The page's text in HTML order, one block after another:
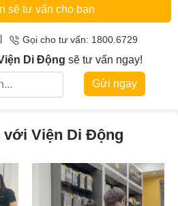
sẽ tư vấn cho bạn
Gọi cho tư vấn: 1800.6729
Di Động sẽ tư vấn ngay!
Gửi ngay
với Viện Di Động